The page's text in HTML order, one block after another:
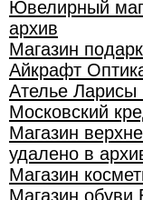
Ювелирный
архив
Магазин
Айкрафт
Ателье
Московский
Магазин
удалено в
Магазин
Магазин